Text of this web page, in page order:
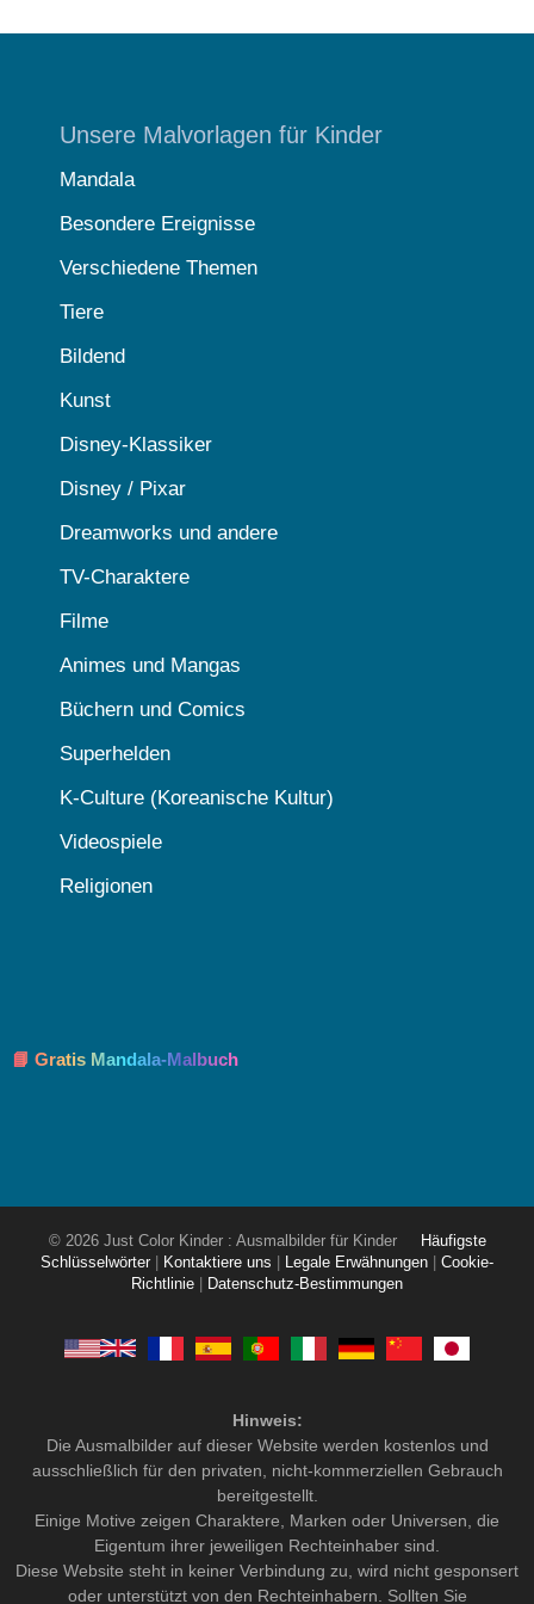
Unsere Malvorlagen für Kinder
Mandala
Besondere Ereignisse
Verschiedene Themen
Tiere
Bildend
Kunst
Disney-Klassiker
Disney / Pixar
Dreamworks und andere
TV-Charaktere
Filme
Animes und Mangas
Büchern und Comics
Superhelden
K-Culture (Koreanische Kultur)
Videospiele
Religionen
📘 Gratis Mandala-Malbuch
© 2026 Just Color Kinder : Ausmalbilder für Kinder
Häufigste
Schlüsselwörter
Kontaktiere uns Legale Erwähnungen
Cookie-
Richtlinie
Datenschutz-Bestimmungen
Hinweis:
Die Ausmalbilder auf dieser Website werden kostenlos und
ausschließlich für den privaten, nicht-kommerziellen Gebrauch
bereitgestellt.
Einige Motive zeigen Charaktere, Marken oder Universen, die
Eigentum ihrer jeweiligen Rechteinhaber sind.
Diese Website steht in keiner Verbindung zu, wird nicht gesponsert
oder unterstützt von den Rechteinhabern. Sollten Sie